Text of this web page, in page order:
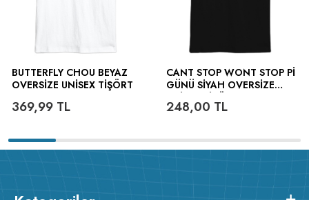
BUTTERFLY CHOU BEYAZ
OVERSIZE UNISEX TIŞÖRT
369,99 TL
CANT STOP WONT STOP PI
GÜNÜ SIYAH OVERSIZE
248,00 TL